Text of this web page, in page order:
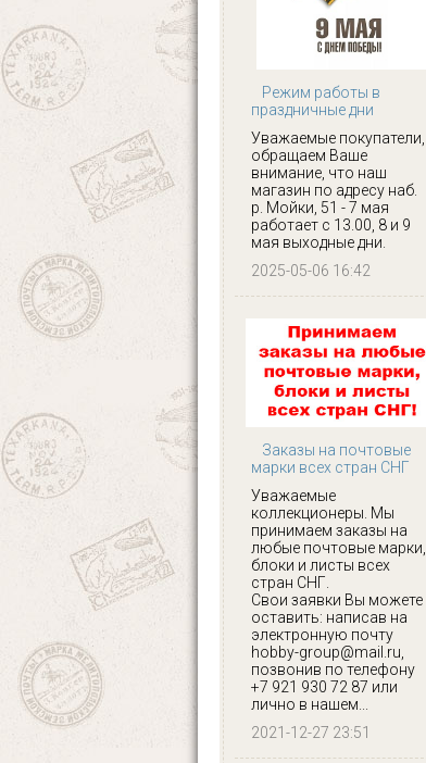
Режим работы в
праздничные дни
Уважаемые покупатели,
обращаем Ваше
внимание, что наш
магазин по адресу наб.
р. Мойки, 51 - 7 мая
работает с 13.00, 8 и 9
мая выходные дни.
2025-05-06 16:42
Заказы на почтовые
марки всех стран СНГ
Уважаемые
коллекционеры. Мы
принимаем заказы на
любые почтовые марки,
блоки и листы всех
стран СНГ.
Свои заявки Вы можете
оставить: написав на
электронную почту
hobby-group@mail.ru,
позвонив по телефону
+7 921 930 72 87 или
лично в нашем...
2021-12-27 23:51